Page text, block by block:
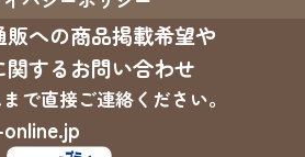
販への商品掲載希望や
関するお問い合わせ
で直接ご連絡ください。